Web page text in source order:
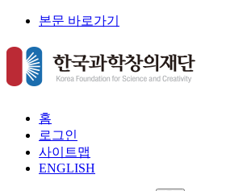
본문 바로가기
홈
로그인
사이트맵
ENGLISH